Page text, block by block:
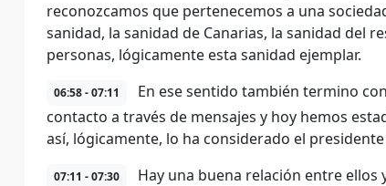
reconozcamos que pertenecemos a una
sanidad, la sanidad de Canarias, la sanidad del
personas, lógicamente esta sanidad ejemplar.
06:58 - 07:11
En ese sentido también termino
contacto a través de mensajes y hoy hemos
así, lógicamente, lo ha considerado el
07:11 - 07:30
Hay una buena relación entre